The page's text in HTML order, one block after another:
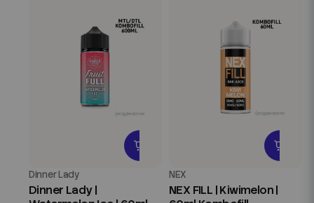
Dinner Lady
Dinner Lady |
NEX
NEX FILL | Kiwimelon |